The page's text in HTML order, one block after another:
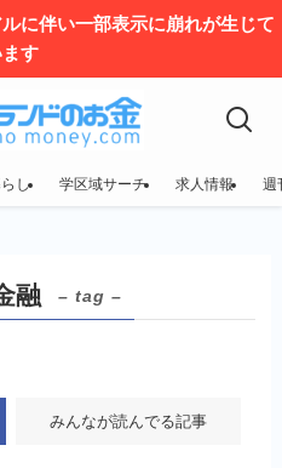
に伴い一部表示に崩れが生じて
す
し 学区域サーチ 求人情報 週
融 – tag –
みんなが読んでる記事